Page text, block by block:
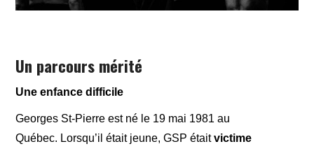
Un parcours mérité
Une enfance difficile
Georges St-Pierre est né le 19 mai 1981 au
Québec. Lorsqu’il était jeune, GSP étaitvictime